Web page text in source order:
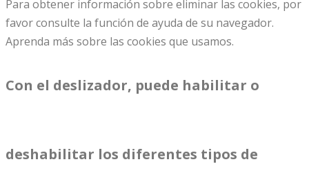
Para obtener información sobre eliminar las cookies, por
favor consulte la función de ayuda de su navegador.
Aprenda más sobre las cookies que usamos.
Con el deslizador, puede habilitar o
deshabilitar los diferentes tipos de